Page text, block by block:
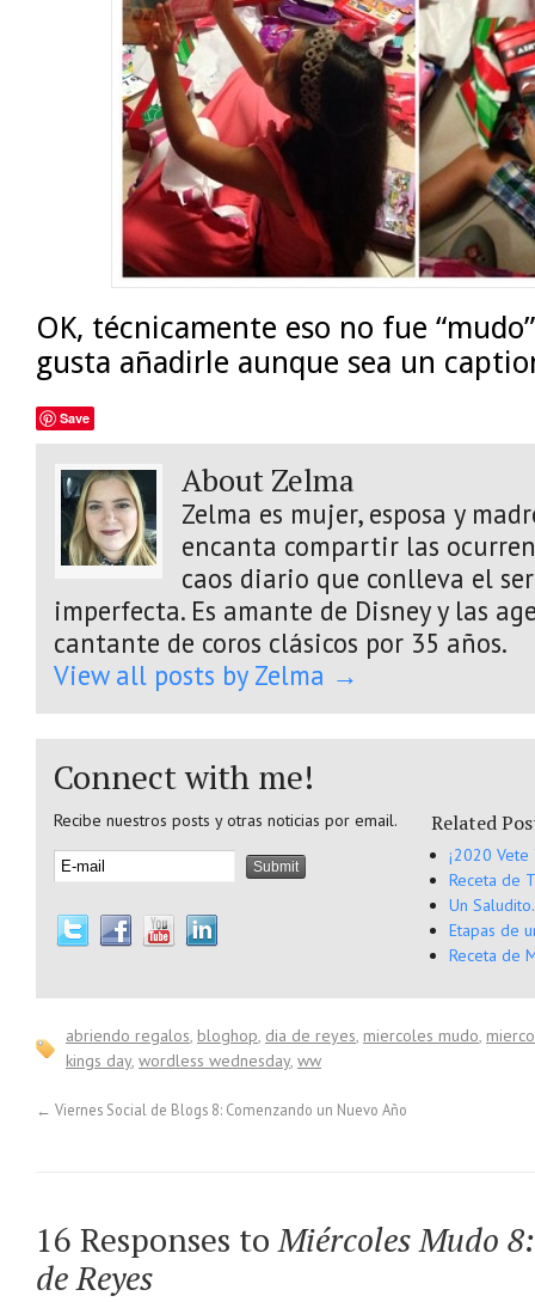
OK, técnicamente eso no fue
gusta añadirle aunque sea un
Save
About Zelma
Zelma es mujer, esposa y
encanta compartir las
caos diario que conlleva el
imperfecta. Es amante de Disney y las
cantante de coros clásicos por 35 años.
View all posts by Zelma →
Connect with me!
Recibe nuestros posts y otras noticias por email. Related
¡2020 Vete
Receta de
Un
Etapas de
Receta de
abriendo regalos, bloghop, dia de reyes, miercoles mudo,
kings day, wordless wednesday, ww
← Viernes Social de Blogs 8: Comenzando un Nuevo Año
16 Responses toMiércoles Mudo
de Reyes